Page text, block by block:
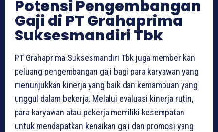
Potensi Pengembangan
Gaji di PT Grahaprima
Suksesmandiri Tbk
PT Grahaprima Suksesmandiri Tbk juga memberikan
peluang pengembangan gaji bagi para karyawan yang
menunjukkan kinerja yang baik dan kemampuan yang
unggul dalam bekerja. Melalui evaluasi kinerja rutin,
para karyawan atau pekerja memiliki kesempatan
untuk mendapatkan kenaikan gaji dan promosi yang